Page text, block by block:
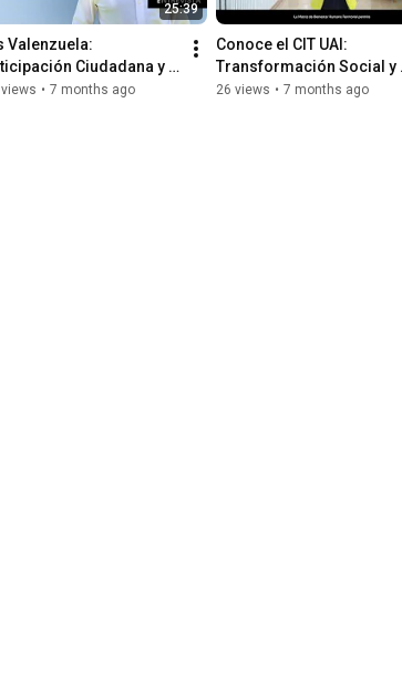
25:39
Valenzuela:
Ciudadana y
que se reduce la
• 7 months ago
Conoce el CIT UAI:
Transformación Social y
Matriz de Bienestar
26 views • 7 months ago